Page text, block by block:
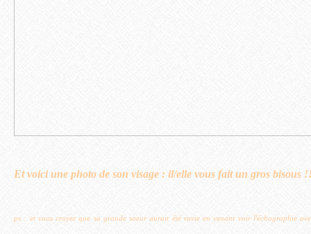
Et voici une photo de son visage : il/elle vous fait un gros bisous
ps : et vous croyez que sa grande soeur aurait été ravie en venant voir l'échographie